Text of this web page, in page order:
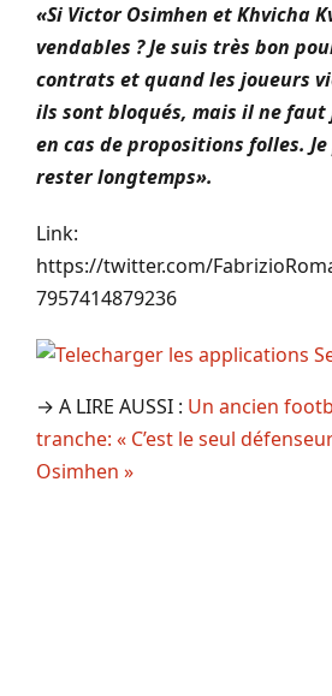
«Si Victor Osimhen et Khvicha
vendables ? Je suis très bon
contrats et quand les joueurs
ils sont bloqués, mais il ne
en cas de propositions folles.
rester longtemps».
Link:
https://twitter.com/
7957414879236
→ A LIRE AUSSI : Un ancien
tranche: « C’est le seul
Osimhen »